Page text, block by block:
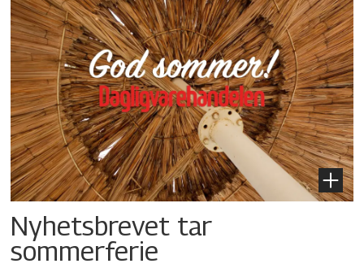
Nyhetsbrevet tar
sommerferie